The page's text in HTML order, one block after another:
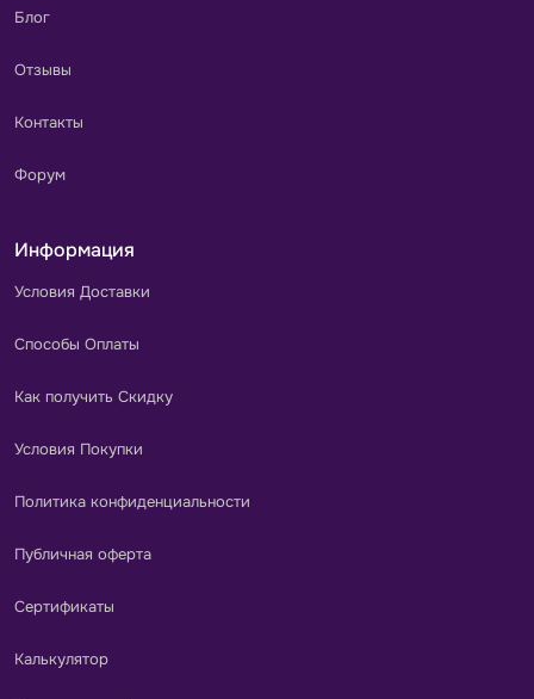
Блог
Отзывы
Контакты
Форум
Информация
Условия Доставки
Способы Оплаты
Как получить Скидку
Условия Покупки
Политика конфиденциальности
Публичная оферта
Сертификаты
Калькулятор